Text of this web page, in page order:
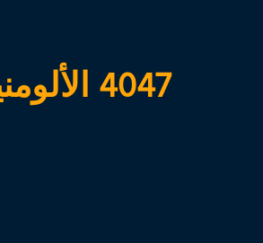
4047 الألومنيوم